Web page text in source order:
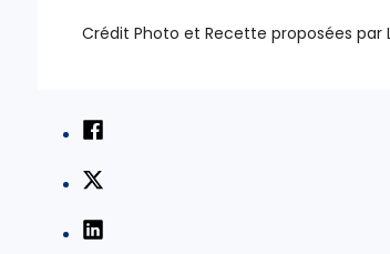
Crédit Photo et Recette proposées par